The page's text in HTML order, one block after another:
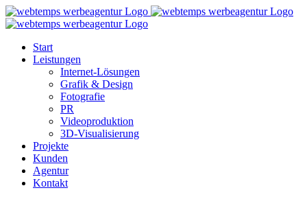
Zum
Inhalt
Start
Leistungen
Internet-Lösungen
Grafik & Design
Fotografie
PR
Videoproduktion
3D-Visualisierung
Projekte
Kunden
Agentur
Kontakt